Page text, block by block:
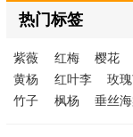
热门标签
紫薇 红梅 樱花
黄杨
红叶李 玫
竹子
枫杨 垂丝